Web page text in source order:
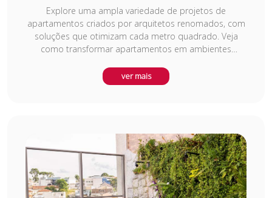
Explore uma ampla variedade de projetos de
apartamentos criados por arquitetos renomados, com
soluções que otimizam cada metro quadrado. Veja
como transformar apartamentos em ambientes
inovadoras de design de interiores. Descubra
tendências, aproveitamento de espaço e como criar
apartamento com propostas inteligentes e modernas.
ver mais